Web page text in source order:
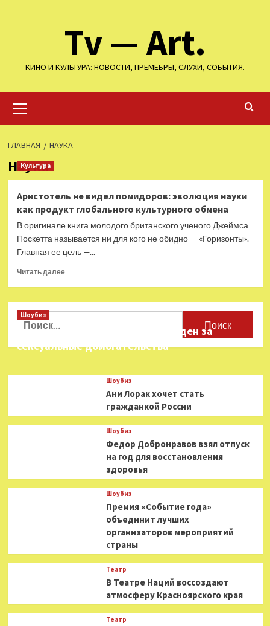
Tv — Art.
КИНО И КУЛЬТУРА: НОВОСТИ, ПРЕМЕЬРЫ, СЛУХИ, СОБЫТИЯ.
меню
ГЛАВНАЯ НАУКА
Наука
Культура
Аристотель не видел помидоров: эволюция науки
как продукт глобального культурного обмена
В оригинале книга молодого британского ученого Джеймса
Поскетта называется ни для кого не обидно — «Горизонты».
Главная ее цель —...
Читать далееПрочитать
Аристотель
помидоров:
эволюция
как
глобального
культурного
Найти:
Шоубиз
Звезда «Игры в кальмара» осужден за
сексуальные домогательства
Шоубиз
Ани Лорак хочет стать
гражданкой России
Шоубиз
Федор Добронравов взял отпуск
на год для восстановления
здоровья
Шоубиз
Премия «Событие года»
объединит лучших
организаторов мероприятий
страны
Театр
В Театре Наций воссоздают
атмосферу Красноярского края
Театр